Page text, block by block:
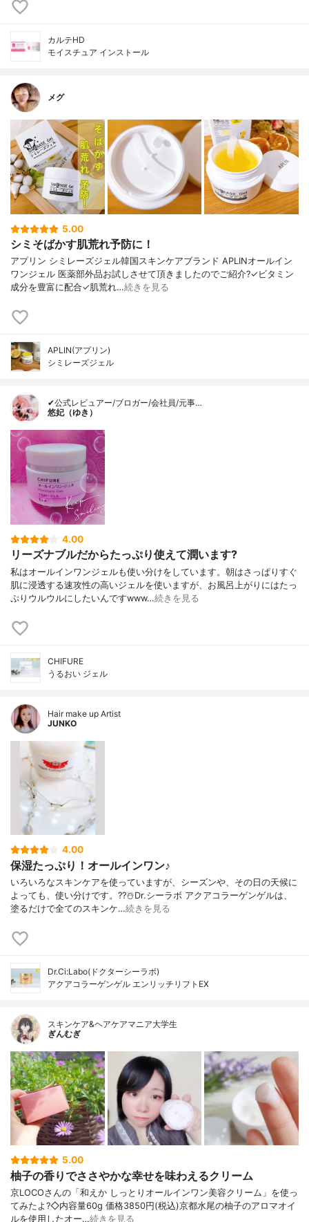
カルテHD
モイスチュア インストール
メグ
5.00
シミそばかす肌荒れ予防に！
アプリン シミレーズジェル韓国スキンケアブランド APLINオールイン
ワンジェル 医薬部外品お試しさせて頂きましたのでご紹介?✓ビタミン
成分を豊富に配合✓肌荒れ…続きを見る
APLIN(アプリン)
シミレーズジェル
✔公式レビュアー/ブロガー/会社員/元事…
悠妃（ゆき）
4.00
リーズナブルだからたっぷり使えて潤います?
私はオールインワンジェルも使い分けをしています。朝はさっぱりすぐ
肌に浸透する速攻性の高いジェルを使いますが、お風呂上がりにはたっ
ぷりウルウルにしたいんですwww…続きを見る
CHIFURE
うるおい ジェル
Hair make up Artist
JUNKO
4.00
保湿たっぷり！オールインワン♪
いろいろなスキンケアを使っていますが、シーズンや、その日の天候に
よっても、使い分けです。??☃️Dr.シーラボ アクアコラーゲンゲルは、
塗るだけで全てのスキンケ…続きを見る
Dr.Ci:Labo(ドクターシーラボ)
アクアコラーゲンゲル エンリッチリフトEX
スキンケア&ヘアケアマニア大学生
ぎんむぎ
5.00
柚子の香りでささやかな幸せを味わえるクリーム
京LOCOさんの「和えか しっとりオールインワン美容クリーム」を使っ
てみたよ?◇内容量60g 価格3850円(税込)京都水尾の柚子のアロマオイ
ルを使用したオー…続きを見る